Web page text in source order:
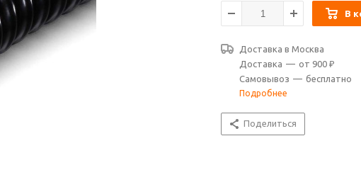
В
Доставка в Москва
Доставка — от 900 ₽
Самовывоз — бесплатно
Подробнее
Поделиться